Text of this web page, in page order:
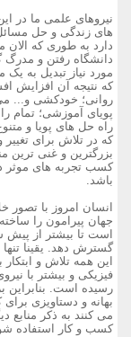
نیروهای علمی ما در
های زندگی و حل
دارد به طوری که الان
دانشگاه رفتن و مدرگ
مورد نیاز تبدیل به
که نتیجه آن افزایش
روانی؛ خودکشی و...
پویای آموزشی؛ تمام
راه حل های پویا و
که در تلاش برای
بزرگترین و غنی ترین
کسب تجربه های موثر
باشد.
انسان امروز با
جهان پیرامون را
است تا بیشتر از
گسترش دهد. یقینا
این همه تلاش و
فیزیکی و بیشتر با
رسیده است. بنابراین
بهانه و دستاویزی
می کنند به ذکر منابع
کسب و کار استفاده